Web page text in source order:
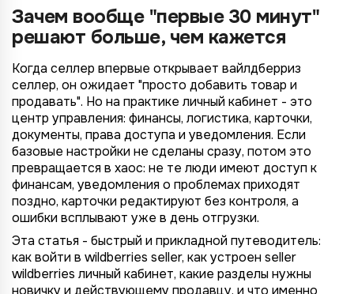
Зачем вообще "первые 30 минут"
решают больше, чем кажется
Когда селлер впервые открывает вайлдберриз
селлер, он ожидает "просто добавить товар и
продавать". Но на практике личный кабинет - это
центр управления: финансы, логистика, карточки,
документы, права доступа и уведомления. Если
базовые настройки не сделаны сразу, потом это
превращается в хаос: не те люди имеют доступ к
финансам, уведомления о проблемах приходят
поздно, карточки редактируют без контроля, а
ошибки всплывают уже в день отгрузки.
Эта статья - быстрый и прикладной путеводитель:
как войти в wildberries seller, как устроен seller
wildberries личный кабинет, какие разделы нужны
новичку и действующему продавцу, и что именно